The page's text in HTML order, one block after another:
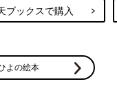
るのは大人も子どもも
くなっており、スマ
響を与えます。スマ
ブックスで購入
よの絵本